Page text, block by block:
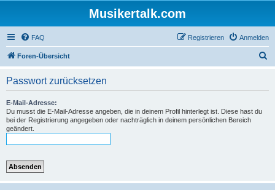
Musikertalk.com
FAQ Anmelden
Registrieren
Foren-Übersicht
Passwort zurücksetzen
E-Mail-Adresse:
Du musst die E-Mail-Adresse angeben, die in deinem Profil hinterlegt ist. Diese hast du
bei der Registrierung angegeben oder nachträglich in deinem persönlichen Bereich
geändert.